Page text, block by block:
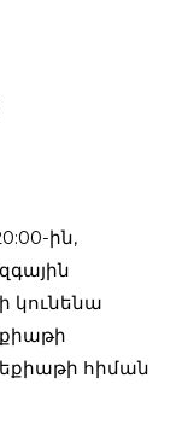
ին,
կունենա
հիման